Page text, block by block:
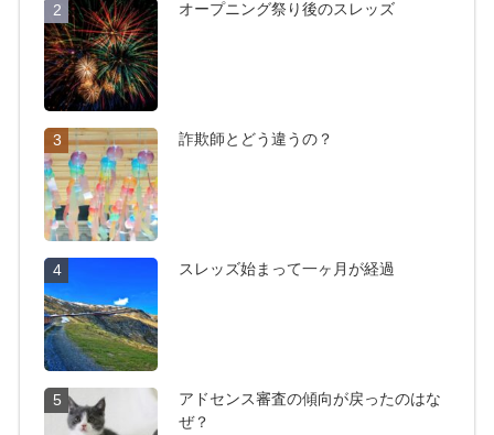
2 オープニング祭り後のスレッズ
3 詐欺師とどう違うの？
4 スレッズ始まって一ヶ月が経過
5
アドセンス審査の傾向が戻ったのはな
ぜ？